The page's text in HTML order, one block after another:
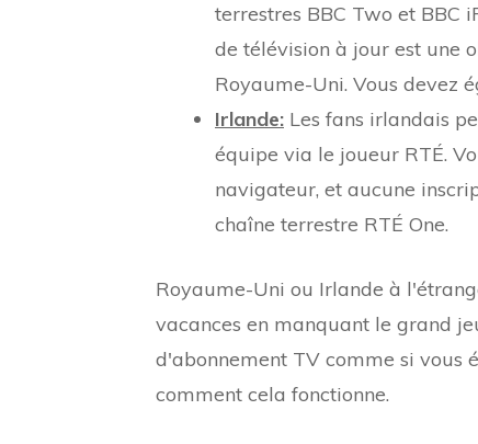
terrestres BBC Two et BBC
de télévision à jour est une
Royaume-Uni. Vous devez
Irlande: Les fans irlandais
équipe via le joueur RTÉ.
navigateur, et aucune
chaîne terrestre RTÉ One.
Royaume-Uni ou Irlande à
vacances en manquant le grand
d'abonnement TV comme si vous
comment cela fonctionne.